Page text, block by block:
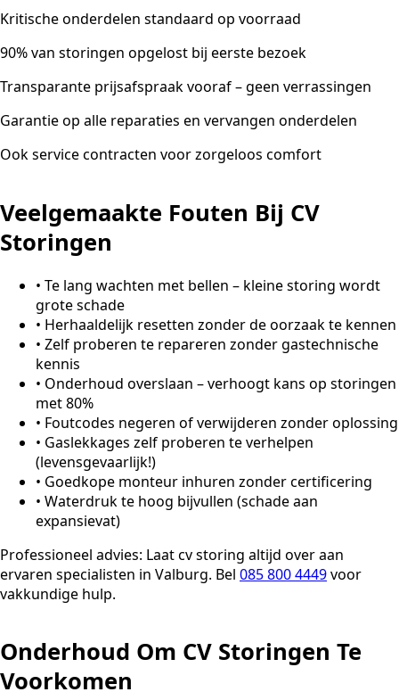
Kritische onderdelen standaard op voorraad
90% van storingen opgelost bij eerste bezoek
Transparante prijsafspraak vooraf – geen verrassingen
Garantie op alle reparaties en vervangen onderdelen
Ook service contracten voor zorgeloos comfort
Veelgemaakte Fouten Bij CV
Storingen
• Te lang wachten met bellen – kleine storing wordt
grote schade
• Herhaaldelijk resetten zonder de oorzaak te kennen
• Zelf proberen te repareren zonder gastechnische
kennis
• Onderhoud overslaan – verhoogt kans op storingen
met 80%
• Foutcodes negeren of verwijderen zonder oplossing
• Gaslekkages zelf proberen te verhelpen
(levensgevaarlijk!)
• Goedkope monteur inhuren zonder certificering
• Waterdruk te hoog bijvullen (schade aan
expansievat)
Professioneel advies: Laat cv storing altijd over aan
ervaren specialisten in Valburg. Bel 085 800 4449voor
vakkundige hulp.
Onderhoud Om CV Storingen Te
Voorkomen